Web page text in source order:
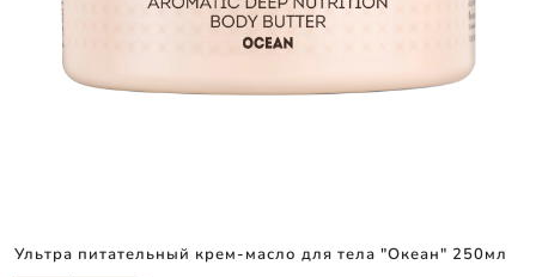
Ультра питательный крем-масло для тела "Океан" 250мл